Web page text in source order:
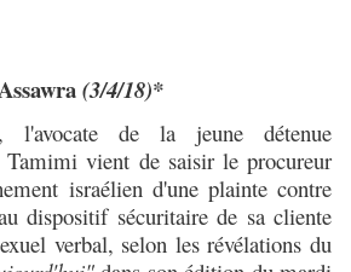
(3/4/18)*
l'avocate de la jeune détenue
Tamimi vient de saisir le procureur
israélien d'une plainte contre
dispositif sécuritaire de sa cliente
verbal, selon les révélations du